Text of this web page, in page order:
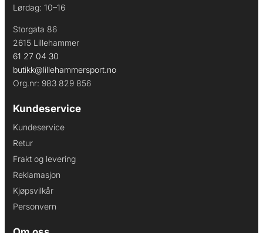
Lørdag: 10–16
Storgata 86
2615 Lillehammer
61 27 04 30
butikk@lillehammersport.no
Org.nr: 983 829 856
Kundeservice
Kundeservice
Retur
Frakt og levering
Reklamasjon
Kjøpsvilkår
Personvern